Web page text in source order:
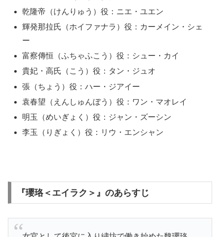
乾隆帝（けんりゅう）役：ニエ・ユエン
輝発那拉氏（ホイファナラ）役：カーメイン・シェ
ー
富察傳恒（ふちゃふこう）役：シュー・カイ
貴妃・高氏（こう）役：タン・ジュオ
張（ちょう）役：ハー・ジアイー
袁春望（えんしゅんぼう）役：ワン・マオレイ
明玉（めいぎょく）役：ジャン・ズーシン
李玉（りぎょく）役：リウ・エンシャン
『瓔珞＜エイラク＞』のあらすじ